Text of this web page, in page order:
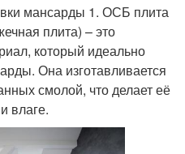
мансарды 1. ОСБ плита
плита) – это
который идеально
Она изготавливается
смолой, что делает её
влаге.